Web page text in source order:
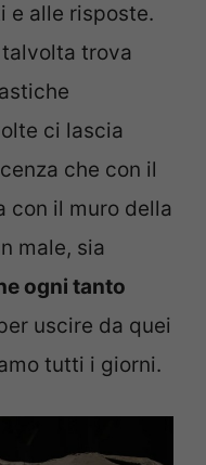
e alle risposte.
trova
ci lascia
che con il
con il muro della
male, sia
ogni tanto
uscire da quei
tutti i giorni.